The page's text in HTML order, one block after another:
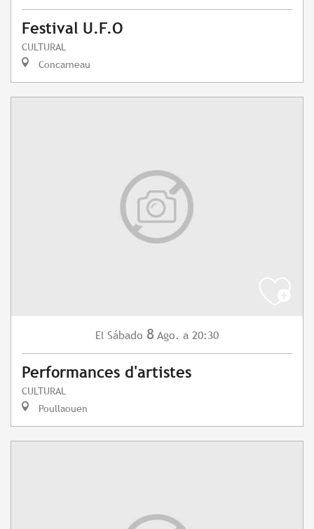
Festival U.F.O
CULTURAL
Concarneau
El Sábado 8 Ago. a 20:30
Performances d'artistes
CULTURAL
Poullaouen